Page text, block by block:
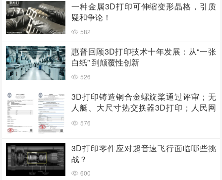
一种金属3D打印可伸缩变形晶格，引质
疑和争论！
582
惠普回顾3D打印技术十年发展：从“一张
白纸” 到颠覆性创新
526
3D打印铸造铜合金螺旋桨通过评审；无
人艇、大尺寸热交换器3D打印；人民网
报道两家3D打印企业
576
3D打印零件应对超音速飞行面临哪些挑
战？
600